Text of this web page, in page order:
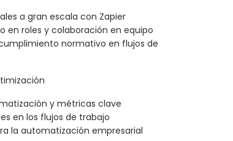
a gran escala con Zapier
en roles y colaboración en equipo
normativo en flujos de
y métricas clave
en los flujos de trabajo
la automatización empresarial